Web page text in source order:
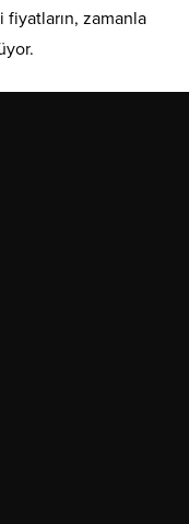
zamanla